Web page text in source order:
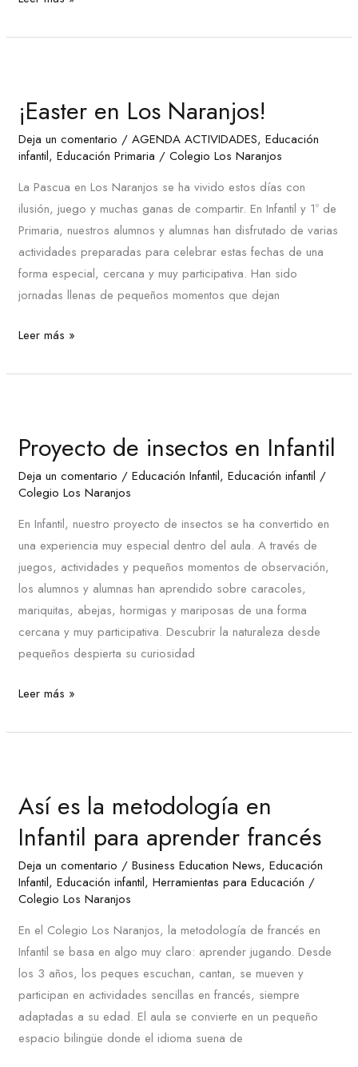
¡Easter en Los Naranjos!
Deja un comentario /AGENDA ACTIVIDADES,Educación
infantil,Educación Primaria /Colegio Los Naranjos
La Pascua en Los Naranjos se ha vivido estos días con
ilusión, juego y muchas ganas de compartir. En Infantil y 1º de
Primaria, nuestros alumnos y alumnas han disfrutado de varias
actividades preparadas para celebrar estas fechas de una
forma especial, cercana y muy participativa. Han sido
jornadas llenas de pequeños momentos que dejan
Los
Naranjos!
Leer más »
Proyecto de insectos en Infantil
Deja un comentario /Educación Infantil,Educación infantil /
Colegio Los Naranjos
En Infantil, nuestro proyecto de insectos se ha convertido en
una experiencia muy especial dentro del aula. A través de
juegos, actividades y pequeños momentos de observación,
los alumnos y alumnas han aprendido sobre caracoles,
mariquitas, abejas, hormigas y mariposas de una forma
cercana y muy participativa. Descubrir la naturaleza desde
pequeños despierta su curiosidad
insectos
Infantil
Leer más »
Así es la metodología en
Infantil para aprender francés
Deja un comentario /Business Education News,Educación
Infantil,Educación infantil,Herramientas para Educación /
Colegio Los Naranjos
En el Colegio Los Naranjos, la metodología de francés en
Infantil se basa en algo muy claro: aprender jugando. Desde
los 3 años, los peques escuchan, cantan, se mueven y
participan en actividades sencillas en francés, siempre
adaptadas a su edad. El aula se convierte en un pequeño
espacio bilingüe donde el idioma suena de
la
metodología
en
Infantil
para
aprender
francés